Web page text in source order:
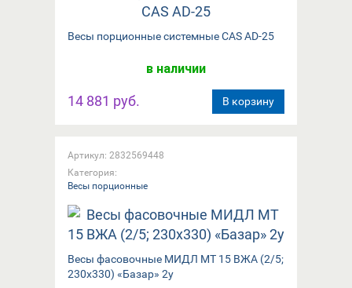
Весы порционные системные CAS AD-25
в наличии
14 881 руб. В корзину
Артикул: 2832569448
Категория:
Весы порционные
Весы фасовочные МИДЛ МТ 15 ВЖА (2/5;
230x330) «Базар» 2у